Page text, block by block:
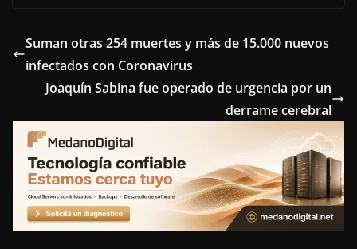
e
b
o
o
k
t
t
e
r
t
e
r
e
s
t
k
e
d
I
n
e
r
a
Suman otras 254 muertes y más de 15.000 nuevos
infectados con Coronavirus
Joaquín Sabina fue operado de urgencia por un
derrame cerebral